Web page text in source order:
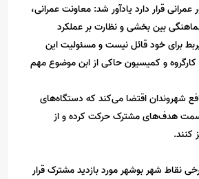
قرار دارد یادآور شد: معاونت عمرانی،
بین بخشی و نظارت بر عملکرد
برای خود قائل نیست و مسئولیت این
معاونت بر بیش از ۲۵ کارگروه و کمیسیون حاکی از ابن موضوع مهم
شهروندان اقتضا می‌کند که دستگاه‌های
هدف‌های مشترک حرکت کرده و از
کنند.
نقاط شهر بوشهر مورد بازدید مشترک قرار